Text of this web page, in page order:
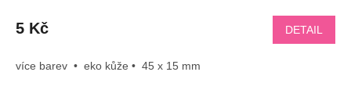
5 Kč DETAIL
více barev • eko kůže • 45 x 15 mm